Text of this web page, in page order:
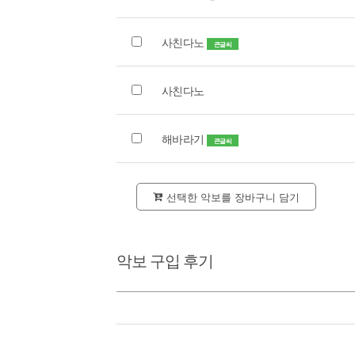
사친다노 큰글씨
사친다노
해바라기 큰글씨
선택한 악보를 장바구니 담기
악보 구입 후기